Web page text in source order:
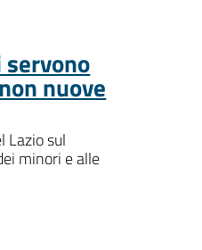
nuove
Lazio sul
minori e alle